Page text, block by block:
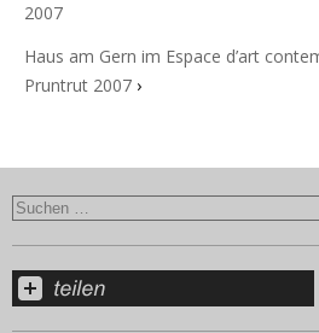
2007
Haus am Gern im Espace d’art
Pruntrut 2007 ›